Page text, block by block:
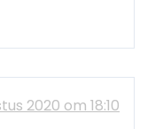
2020 om 18:10